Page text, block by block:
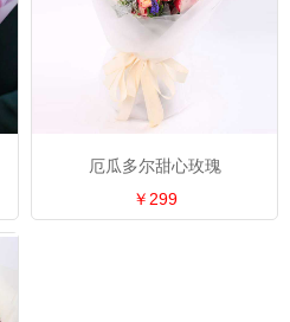
厄瓜多尔甜心玫瑰
￥299